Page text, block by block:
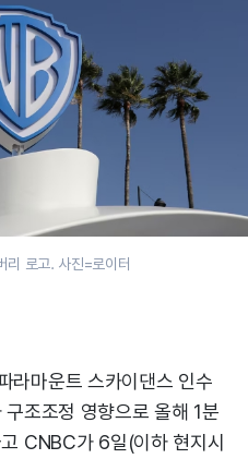
리 로고. 사진=로이터
라마운트 스카이댄스 인수
조조정 영향으로 올해 1분
CNBC가 6일(이하 현지시